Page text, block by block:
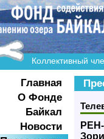
Коллективный
Главная
О Фонде
Байкал
Новости